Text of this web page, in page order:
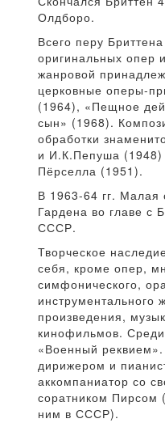
Олдборо.
Всего перу
оригинальных опер
жанровой
церковные оперы-
(1964), «Пещное
сын» (1968).
обработки
и И.К.Пепуша
Пёрселла (1951).
В 1963-64 гг. Малая
Гардена во главе с
СССР.
Творческое
себя, кроме опер,
симфонического,
инструментального
произведения,
кинофильмов.
«Военный
дирижером и
аккомпаниатор со
соратником Пирсом
ним в СССР).